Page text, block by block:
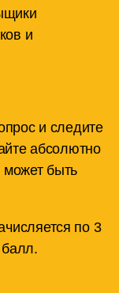
и
и следите
абсолютно
может быть
по 3
балл.